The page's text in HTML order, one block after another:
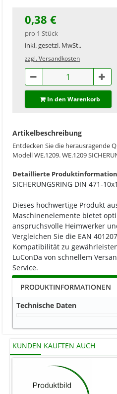
0,38 €
pro 1 Stück
inkl. gesetzl. MwSt.,
zzgl. Versandkosten
In den Warenkorb
Artikelbeschreibung
Entdecken Sie die herausragende
Modell WE.1209. WE.1209
Detaillierte
SICHERUNGSRING DIN 471-
Dieses hochwertige Produkt
Maschinenelemente bietet
anspruchsvolle Heimwerker
Vergleichen Sie die EAN
Kompatibilität zu
LuConDa von schnellem
Service.
PRODUKTINFORMATIONEN
Technische Daten
KUNDEN KAUFTEN AUCH